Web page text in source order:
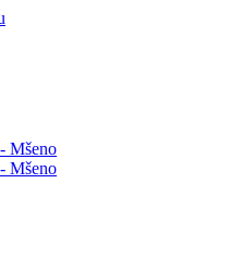
Mšeno
Mšeno